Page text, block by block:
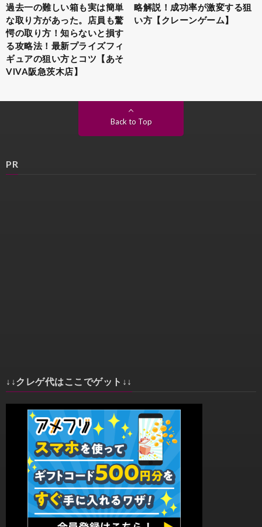
過去一の難しい箱も実は簡単
な取り方があった。店員も驚
愕の取り方！知らないと損す
る攻略法！最新プライズフィ
ギュアの狙い方とコツ【あそ
VIVA阪急茨木店】
略解説！成功率が激変する狙
い方【クレーンゲーム】
Back to Top
PR
↓↓クレゲ代はここでゲット↓↓